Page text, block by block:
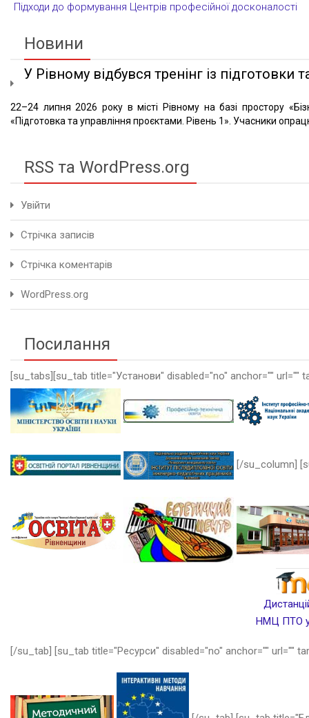
Підходи до формування Центрів професійної досконалості
Новини
У Рівному відбувся тренінг із підготовки
22–24 липня 2026 року в місті Рівному на базі простору
«Підготовка та управління проєктами. Рівень 1». Учасники
RSS та WordPress.org
Увійти
Стрічка записів
Стрічка коментарів
WordPress.org
Посилання
[su_tabs][su_tab title="Установи" disabled="no" anchor=""
[/su_column]
НМЦ ПТО у
[/su_tab] [su_tab title="Ресурси" disabled="no" anchor="" url=""